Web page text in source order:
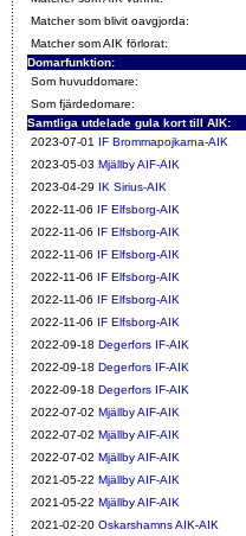
Matcher som blivit oavgjorda:
Matcher som AIK förlorat:
Domarfunktion:
Som huvuddomare:
Som fjärdedomare:
Samtliga utdelade gula kort till AIK:
2023-07-01 IF Brommapojkarna-AIK
2023-05-03 Mjällby AIF-AIK
2023-04-29 IK Sirius-AIK
2022-11-06 IF Elfsborg-AIK
2022-11-06 IF Elfsborg-AIK
2022-11-06 IF Elfsborg-AIK
2022-11-06 IF Elfsborg-AIK
2022-11-06 IF Elfsborg-AIK
2022-11-06 IF Elfsborg-AIK
2022-09-18 Degerfors IF-AIK
2022-09-18 Degerfors IF-AIK
2022-09-18 Degerfors IF-AIK
2022-07-02 Mjällby AIF-AIK
2022-07-02 Mjällby AIF-AIK
2022-07-02 Mjällby AIF-AIK
2021-05-22 Mjällby AIF-AIK
2021-05-22 Mjällby AIF-AIK
2021-02-20 Oskarshamns AIK-AIK